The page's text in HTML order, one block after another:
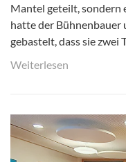
Mantel geteilt, sondern
hatte der Bühnenbauer
gebastelt, dass sie zwei
Weiterlesen